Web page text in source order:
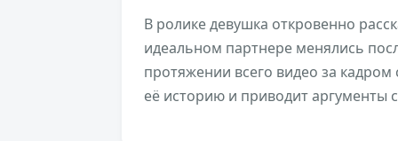
В ролике девушка откровенно
идеальном партнере менялись
протяжении всего видео за
её историю и приводит аргументы